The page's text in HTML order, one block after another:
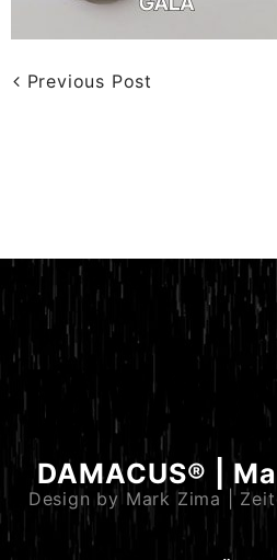
Previous Post
DAMACUS® |
Design by Mark Zima |